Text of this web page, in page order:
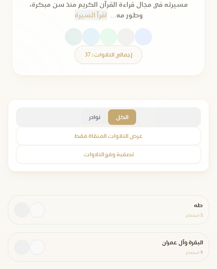
مسيرته في مجال قراءة القرآن الكريم منذ سن مبكرة،
وطور مه...
اقرأ السيرة
إجمالي التلاوات: 37
الكل نوادر
عرض التلاوات المنقاة فقط
تصفية وفرز التلاوات
طه
5 استماع
البقرة وآل عمران
9 استماع